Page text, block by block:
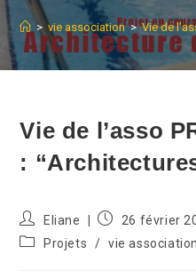
> vie association > Vie de
Vie de l’asso
:
Auteur/autrice
de
la
Eliane
Publication
26 février
PostProjets / vie association